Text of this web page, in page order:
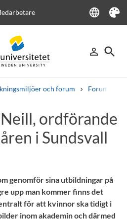
language
Language
Tema
person_outline
Logga in
search
Sök
och forum Forum för
Välkomstbrev Personal
ordförande
i Sundsvall
genomför sina utbildningar på
upp man kommer finns det
för att kvinnor ska tidigt i
inom akademin och därmed